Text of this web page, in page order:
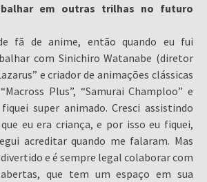
em outras trilhas no futuro
fã de anime, então quando eu fui
com Sinichiro Watanabe (diretor
e criador de animações clássicas
Plus”, “Samurai Champloo” e
super animado. Cresci assistindo
eu era criança, e por isso eu fiquei,
acreditar quando me falaram. Mas
e é sempre legal colaborar com
que tem um espaço em sua